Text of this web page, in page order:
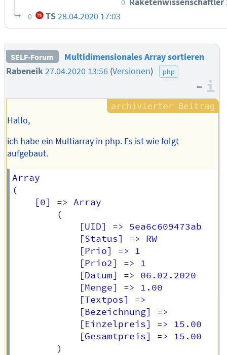
0 TS28.04.2020 17:03
SELF-Forum
Multidimensionales Array sortieren
Rabeneik27.04.2020 13:56 (Versionen) php
–
Hallo,
ich habe ein Multiarray in php. Es ist wie folgt
aufgebaut.
Array
(
    [0] => Array
        (
            [UID] => 5ea6c609473ab
            [Status] => RW
            [Prio] => 1
            [Prio2] => 1
            [Datum] => 06.02.2020
            [Menge] => 1.00
            [Textpos] =>
            [Bezeichnung] =>
            [Einzelpreis] => 15.00
            [Gesamtpreis] => 15.00
        )